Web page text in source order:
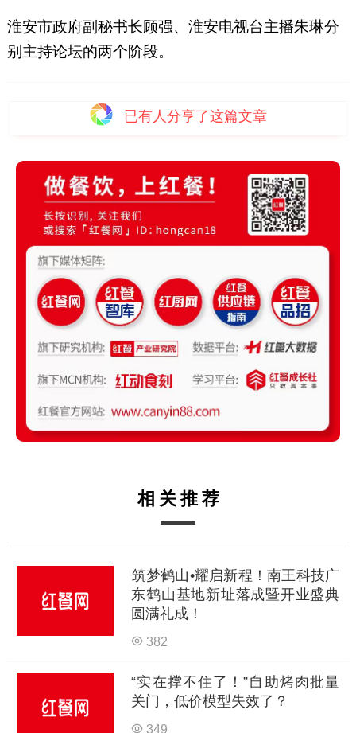
淮安市政府副秘书长顾强、淮安电视台主播朱琳分
别主持论坛的两个阶段。
已有 人分享了这篇文章
相关推荐
筑梦鹤山•耀启新程！南王科技广
东鹤山基地新址落成暨开业盛典
圆满礼成！
382
“实在撑不住了！”自助烤肉批量
关门，低价模型失效了？
349